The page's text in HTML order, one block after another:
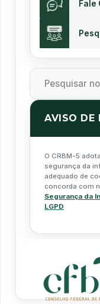
Fale
AVISO DE
O CRBM-5
segurança da
adequado de
concorda com
Segurança da
LGPD